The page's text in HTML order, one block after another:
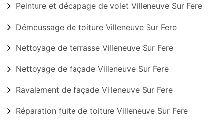
Peinture et décapage de volet Villeneuve Sur Fere
Démoussage de toiture Villeneuve Sur Fere
Nettoyage de terrasse Villeneuve Sur Fere
Nettoyage de façade Villeneuve Sur Fere
Ravalement de façade Villeneuve Sur Fere
Réparation fuite de toiture Villeneuve Sur Fere